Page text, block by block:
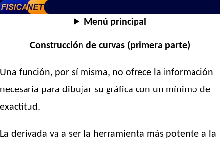
Menú principal
Construcción de curvas (primera parte)
Una función, por sí misma, no ofrece la información
necesaria para dibujar su gráfica con un mínimo de
exactitud.
La derivada va a ser la herramienta más potente a la